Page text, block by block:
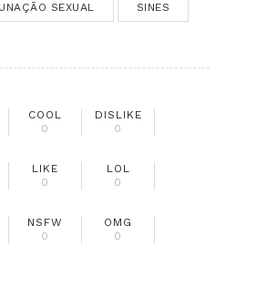
SEXUAL SINES
COOL
0
DISLIKE
0
LIKE
0
LOL
0
NSFW
0
OMG
0